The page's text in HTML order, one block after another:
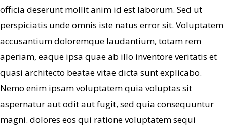
officia deserunt mollit anim id est laborum. Sed ut
perspiciatis unde omnis iste natus error sit. Voluptatem
accusantium doloremque laudantium, totam rem
aperiam, eaque ipsa quae ab illo inventore veritatis et
quasi architecto beatae vitae dicta sunt explicabo.
Nemo enim ipsam voluptatem quia voluptas sit
aspernatur aut odit aut fugit, sed quia consequuntur
magni. dolores eos qui ratione voluptatem sequi